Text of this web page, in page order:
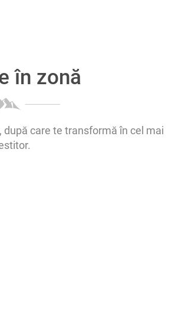
în zonă
care te transformă în cel mai